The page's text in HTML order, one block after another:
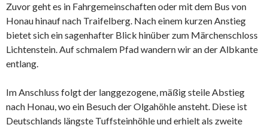
Zuvor geht es in Fahrgemeinschaften oder mit dem Bus von
Honau hinauf nach Traifelberg. Nach einem kurzen Anstieg
bietet sich ein sagenhafter Blick hinüber zum Märchenschloss
Lichtenstein. Auf schmalem Pfad wandern wir an der Albkante
entlang.
Im Anschluss folgt der langgezogene, mäßig steile Abstieg
nach Honau, wo ein Besuch der Olgahöhle ansteht. Diese ist
Deutschlands längste Tuffsteinhöhle und erhielt als zweite